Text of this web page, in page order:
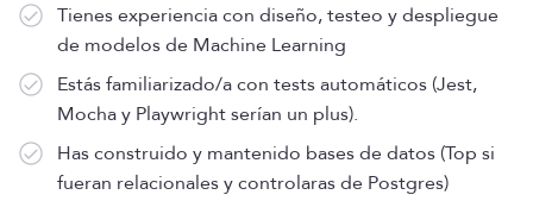
Tienes experiencia con diseño, testeo y despliegue
de modelos de Machine Learning
Estás familiarizado/a con tests automáticos (Jest,
Mocha y Playwright serían un plus).
Has construido y mantenido bases de datos (Top si
fueran relacionales y controlaras de Postgres)